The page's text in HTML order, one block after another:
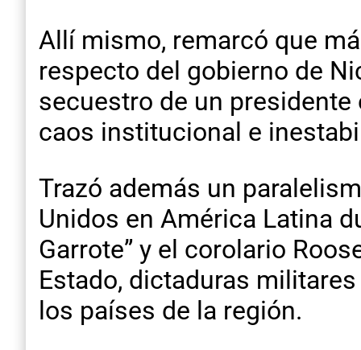
Allí mismo, remarcó que
respecto del gobierno de
secuestro de un
caos institucional e
Trazó además un
Unidos en América Latina
Garrote” y el corolario
Estado, dictaduras
los países de la región.